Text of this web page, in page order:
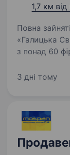
1,7 км
Повна
«Галицька
з понад 60
комфорт у
3 дні тому